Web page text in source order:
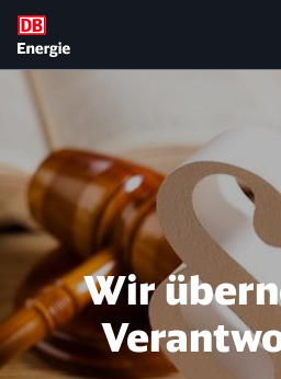
Verantwortung
Wir